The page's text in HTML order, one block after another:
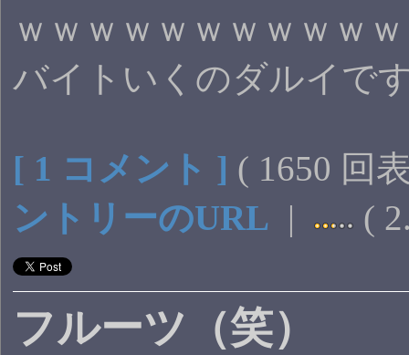
ｗｗｗｗｗｗｗｗｗｗ
バイトいくのダルイで
[ 1 コメント ] ( 1650 回
ントリーのURL | (
フルーツ（笑）